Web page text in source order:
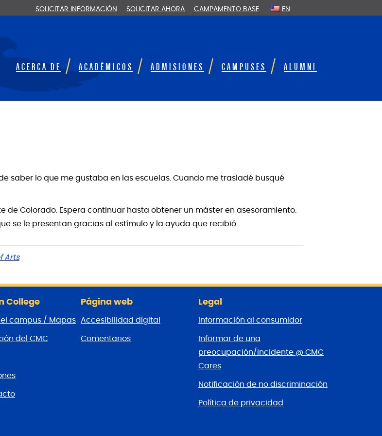
SOLICITAR INFORMACIÓN SOLICITAR AHORA CAMPAMENTO BASE EN
ACERCA DE ACADÉMICOS ADMISIONES CAMPUSES ALUMNI
saber lo que me gustaba en las escuelas. Cuando me trasladé busqué
de Colorado. Espera continuar hasta obtener un máster en asesoramiento.
se le presentan gracias al estímulo y la ayuda que recibió.
Arts
College
campus / Mapas
del CMC
Página web
Accesibilidad digital
Comentarios
Legal
Información al consumidor
Informar de una
preocupación/incidente @ CMC
Cares
Notificación de no discriminación
Política de privacidad